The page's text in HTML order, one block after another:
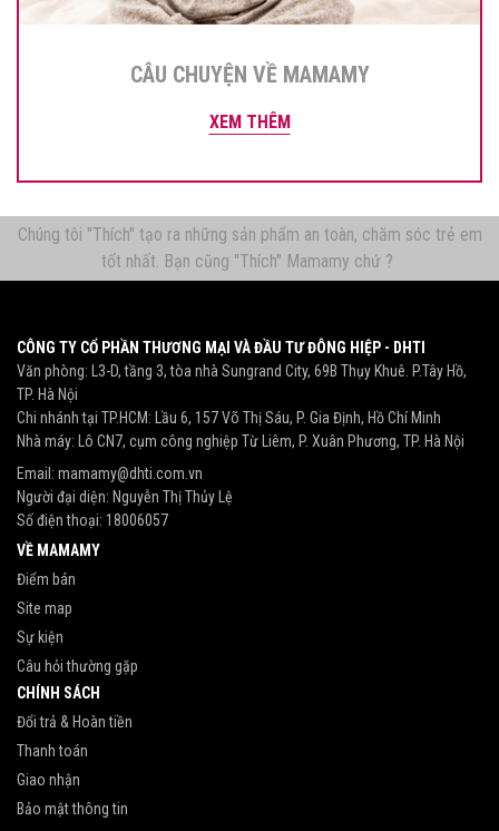
CÂU CHUYỆN VỀ MAMAMY
XEM THÊM
Chúng tôi "Thích" tạo ra những sản phẩm an toàn, chăm sóc trẻ em
tốt nhất. Bạn cũng "Thích" Mamamy chứ ?
CÔNG TY CỔ PHẦN THƯƠNG MẠI VÀ ĐẦU TƯ ĐÔNG HIỆP - DHTI
Văn phòng: L3-D, tầng 3, tòa nhà Sungrand City, 69B Thụy Khuê. P.Tây Hồ,
TP. Hà Nội
Chi nhánh tại TP.HCM: Lầu 6, 157 Võ Thị Sáu, P. Gia Định, Hồ Chí Minh
Nhà máy: Lô CN7, cụm công nghiệp Từ Liêm, P. Xuân Phương, TP. Hà Nội
Email: mamamy@dhti.com.vn
Người đại diện: Nguyễn Thị Thủy Lệ
Số điện thoại: 18006057
VỀ MAMAMY
Điểm bán
Site map
Sự kiện
Câu hỏi thường gặp
CHÍNH SÁCH
Đổi trả & Hoàn tiền
Thanh toán
Giao nhận
Bảo mật thông tin